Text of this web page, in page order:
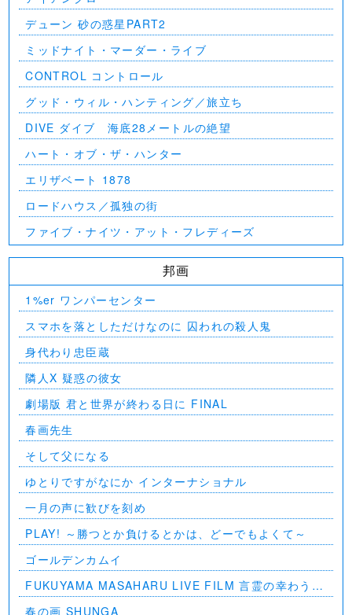
デューン 砂の惑星PART2
ミッドナイト・マーダー・ライブ
CONTROL コントロール
グッド・ウィル・ハンティング／旅立ち
DIVE ダイブ 海底28メートルの絶望
ハート・オブ・ザ・ハンター
エリザベート 1878
ロードハウス／孤独の街
ファイブ・ナイツ・アット・フレディーズ
邦画
1%er ワンパーセンター
スマホを落としただけなのに 囚われの殺人鬼
身代わり忠臣蔵
隣人X 疑惑の彼女
劇場版 君と世界が終わる日に FINAL
春画先生
そして父になる
ゆとりですがなにか インターナショナル
一月の声に歓びを刻め
PLAY! ～勝つとか負けるとかは、どーでもよくて～
ゴールデンカムイ
FUKUYAMA MASAHARU LIVE FILM 言霊の幸わう夏
@NIPPON BUDOKAN 2023
春の画 SHUNGA